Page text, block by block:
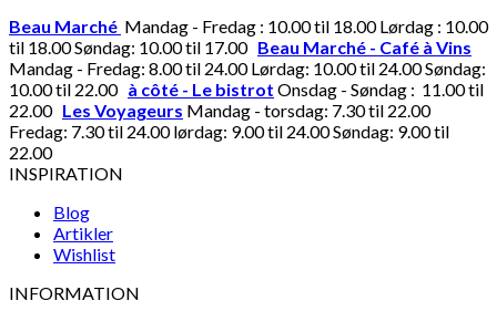
Beau Marché Mandag - Fredag : 10.00 til 18.00 Lørdag : 10.00
til 18.00 Søndag: 10.00 til 17.00 Beau Marché - Café à Vins
Mandag - Fredag: 8.00 til 24.00 Lørdag: 10.00 til 24.00 Søndag:
10.00 til 22.00 à côté - Le bistrot Onsdag - Søndag : 11.00 til
22.00 Les Voyageurs Mandag - torsdag: 7.30 til 22.00
Fredag: 7.30 til 24.00 lørdag: 9.00 til 24.00 Søndag: 9.00 til
22.00
INSPIRATION
Blog
Artikler
Wishlist
INFORMATION